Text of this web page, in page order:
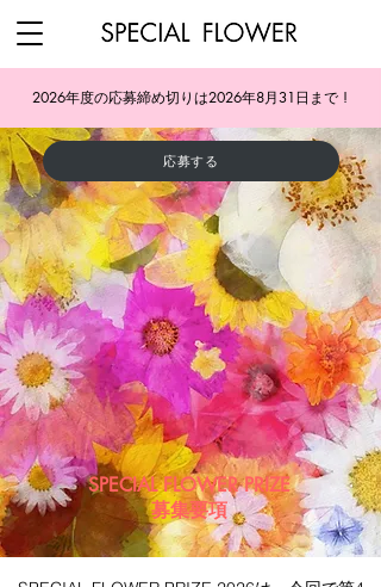
応募する
SPECIAL FLOWER PRIZE
​募集要項
2026年度の応募締め切りは2026年8月31日まで !